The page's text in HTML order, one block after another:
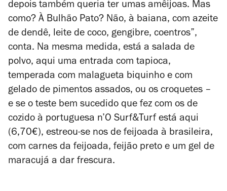
depois também queria ter umas amêijoas. Mas
como? À Bulhão Pato? Não, à baiana, com azeite
de dendê, leite de coco, gengibre, coentros”,
conta. Na mesma medida, está a salada de
polvo, aqui uma entrada com tapioca,
temperada com malagueta biquinho e com
gelado de pimentos assados, ou os croquetes –
e se o teste bem sucedido que fez com os de
cozido à portuguesa n’O Surf&Turf está aqui
(6,70€), estreou-se nos de feijoada à brasileira,
com carnes da feijoada, feijão preto e um gel de
maracujá a dar frescura.